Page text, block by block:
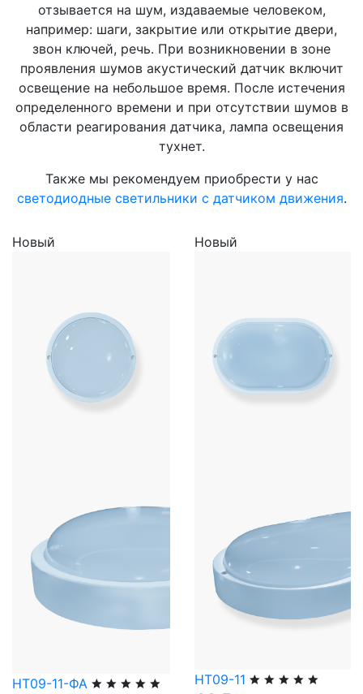
отзывается на шум, издаваемые человеком,
например: шаги, закрытие или открытие двери,
звон ключей, речь. При возникновении в зоне
проявления шумов акустический датчик включит
освещение на небольшое время. После истечения
определенного времени и при отсутствии шумов в
области реагирования датчика, лампа освещения
тухнет.
Также мы рекомендуем приобрести у нас
светодиодные светильники с датчиком движения.
Новый
НТ09-11-ФА
Новый
НТ09-11